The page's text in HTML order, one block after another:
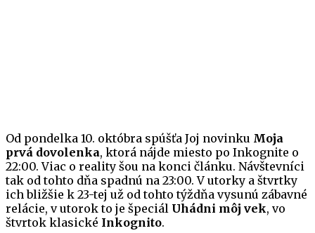
Od pondelka 10. októbra spúšťa Joj novinku Moja
prvá dovolenka, ktorá nájde miesto po Inkognite o
22:00. Viac o reality šou na konci článku. Návštevníci
tak od tohto dňa spadnú na 23:00. V utorky a štvrtky
ich bližšie k 23-tej už od tohto týždňa vysunú zábavné
relácie, v utorok to je špeciál Uhádni môj vek, vo
štvrtok klasické Inkognito.